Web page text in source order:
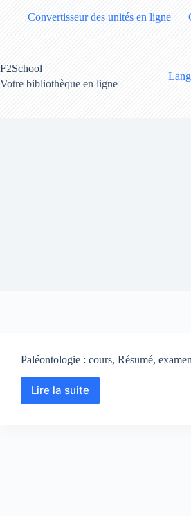
Convertisseur des unités en ligne
F2School
Votre bibliothèque en ligne
Paléontologie : cours, Résumé,
Lire la suitePaléontologie